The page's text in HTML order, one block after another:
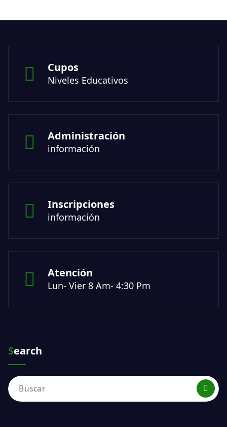
Cupos
Niveles Educativos
Administración
información
Inscripciones
información
Atención
Lun- Vier 8 Am- 4:30 Pm
Search
Buscar: